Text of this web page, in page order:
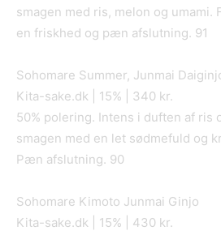
smagen med ris, melon og umami.
en friskhed og pæn afslutning. 91
Sohomare Summer, Junmai
Kita-sake.dk | 15% | 340 kr.
50% polering. Intens i duften af ris
smagen med en let sødmefuld og
Pæn afslutning. 90
Sohomare Kimoto Junmai Ginjo
Kita-sake.dk | 15% | 430 kr.